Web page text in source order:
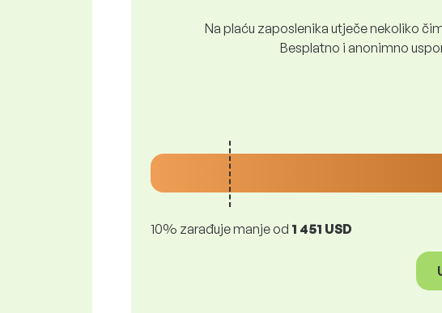
Na plaću zaposlenika utječe nekoliko
Besplatno i anonimno
10% zarađuje manje od 1 451 USD